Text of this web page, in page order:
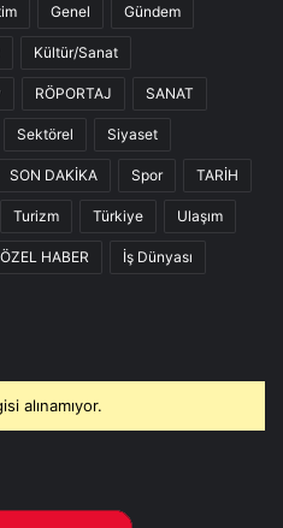
Genel Gündem
Kültür/Sanat
RÖPORTAJ SANAT
Sektörel Siyaset
SON DAKİKA Spor TARİH
Turizm Türkiye Ulaşım
ÖZEL HABER İş Dünyası
alınamıyor.